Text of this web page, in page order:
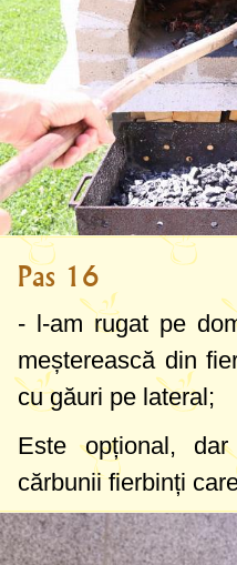
Pas 16
- l-am rugat pe
meșterească din
cu găuri pe lateral;
Este opțional,
cărbunii fierbinți